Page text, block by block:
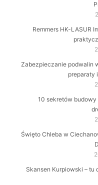
Remmers HK-LASUR
Zabezpieczanie podwalin
preparaty
10 sekretów
Święto Chleba w
Skansen Kurpiowski – tu